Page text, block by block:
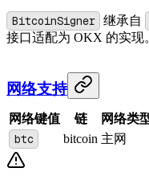
BitcoinSigner 继承自
接口适配为 OKX 的实现
网络支持
网络键值 链 网络类
btc bitcoin 主网